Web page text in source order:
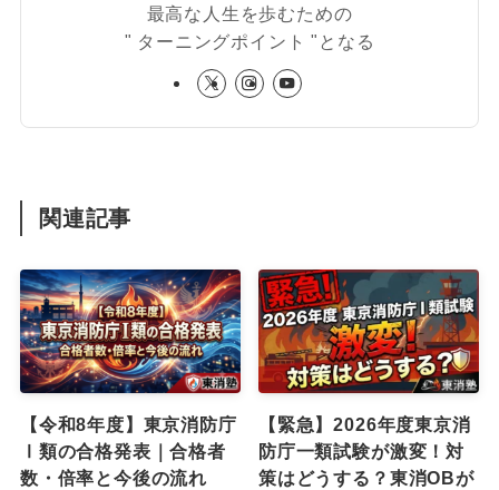
最高な人生を歩むための
" ターニングポイント "となる
関連記事
【令和8年度】東京消防庁
Ⅰ類の合格発表｜合格者
数・倍率と今後の流れ
【緊急】2026年度東京消
防庁一類試験が激変！対
策はどうする？東消OBが